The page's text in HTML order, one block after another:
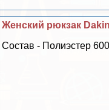
Женский рюкзак
Состав - Полиэстер